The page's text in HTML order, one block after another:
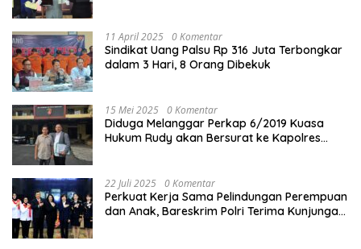
11 April 2025 0 Komentar
Sindikat Uang Palsu Rp 316 Juta Terbongkar
dalam 3 Hari, 8 Orang Dibekuk
15 Mei 2025 0 Komentar
Diduga Melanggar Perkap 6/2019 Kuasa
Hukum Rudy akan Bersurat ke Kapolres
22 Juli 2025 0 Komentar
Perkuat Kerja Sama Pelindungan Perempuan
dan Anak, Bareskrim Polri Terima Kunjungan